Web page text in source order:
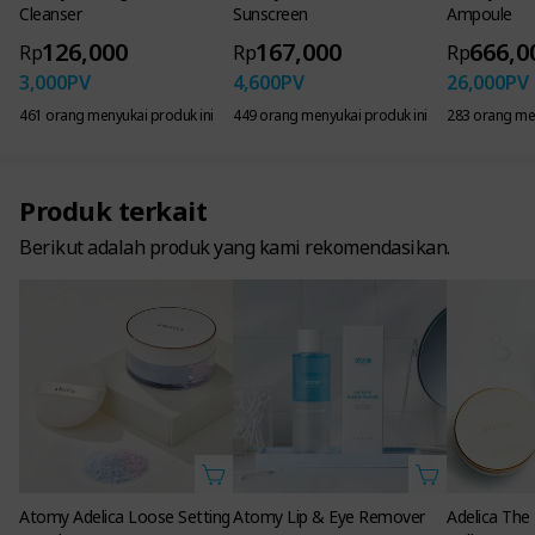
Absolute BB
Sunscreen, pencerah,
semua dalam satu BB cream!
Cleanser
Rp126,000
3,000PV
461 orang menyukai produk ini
Sunscreen
Rp167,000
4,600PV
449 orang menyukai produk ini
Ampoule
Rp
26,000PV
283 orang
Produk terkait
Berikut adalah produk yang kami rekomendasikan.
Atomy Adelica Loose SettingAtomy Lip & Eye Remover
Adelica